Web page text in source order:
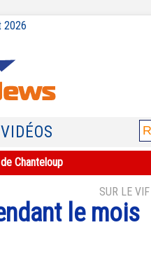
2026
| VIDÉOS
Chanteloup
SUR LE VIF
le mois